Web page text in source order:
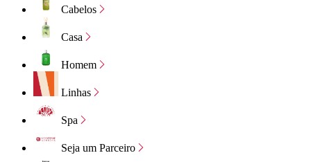
Cabelos
Casa
Homem
Linhas
Spa
Seja um Parceiro